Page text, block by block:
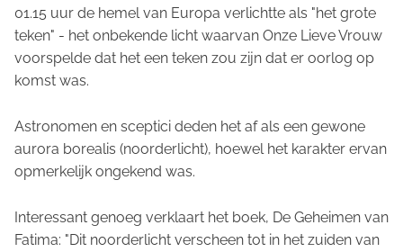
01.15 uur de hemel van Europa verlichtte als "het grote
teken" - het onbekende licht waarvan Onze Lieve Vrouw
voorspelde dat het een teken zou zijn dat er oorlog op
komst was.
Astronomen en sceptici deden het af als een gewone
aurora borealis (noorderlicht), hoewel het karakter ervan
opmerkelijk ongekend was.
Interessant genoeg verklaart het boek, De Geheimen van
Fatima: "Dit noorderlicht verscheen tot in het zuiden van